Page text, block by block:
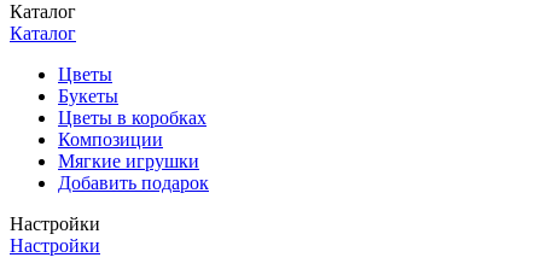
Каталог
Каталог
Цветы
Букеты
Цветы в коробках
Композиции
Мягкие игрушки
Добавить подарок
Настройки
Настройки